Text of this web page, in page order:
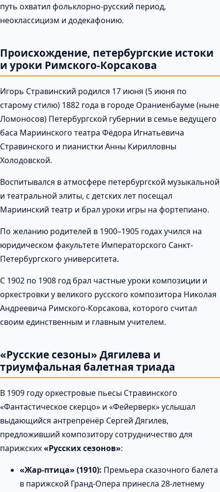
путь охватил фольклорно-русский период,
неоклассицизм и додекафонию.
Происхождение, петербургские истоки
и уроки Римского-Корсакова
Игорь Стравинский родился 17 июня (5 июня по
старому стилю) 1882 года в городе Ораниенбауме (ныне
Ломоносов) Петербургской губернии в семье ведущего
баса Мариинского театра Фёдора Игнатьевича
Стравинского и пианистки Анны Кирилловны
Холодовской.
Воспитывался в атмосфере петербургской музыкальной
и театральной элиты, с детских лет посещал
Мариинский театр и брал уроки игры на фортепиано.
По желанию родителей в 1900–1905 годах учился на
юридическом факультете Императорского Санкт-
Петербургского университета.
С 1902 по 1908 год брал частные уроки композиции и
оркестровки у великого русского композитора Николая
Андреевича Римского-Корсакова, которого считал
своим единственным и главным учителем.
«Русские сезоны» Дягилева и
триумфальная балетная триада
В 1909 году оркестровые пьесы Стравинского
«Фантастическое скерцо» и «Фейерверк» услышал
выдающийся антрепренёр Сергей Дягилев,
предложивший композитору сотрудничество для
парижских«Русских сезонов»:
«Жар-птица» (1910): Премьера сказочного балета
в парижской Гранд-Опера принесла 28-летнему